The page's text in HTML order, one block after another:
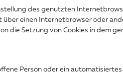
des genutzten
über einen Internetbrowser oder
die Setzung von Cookies in dem
Person oder ein